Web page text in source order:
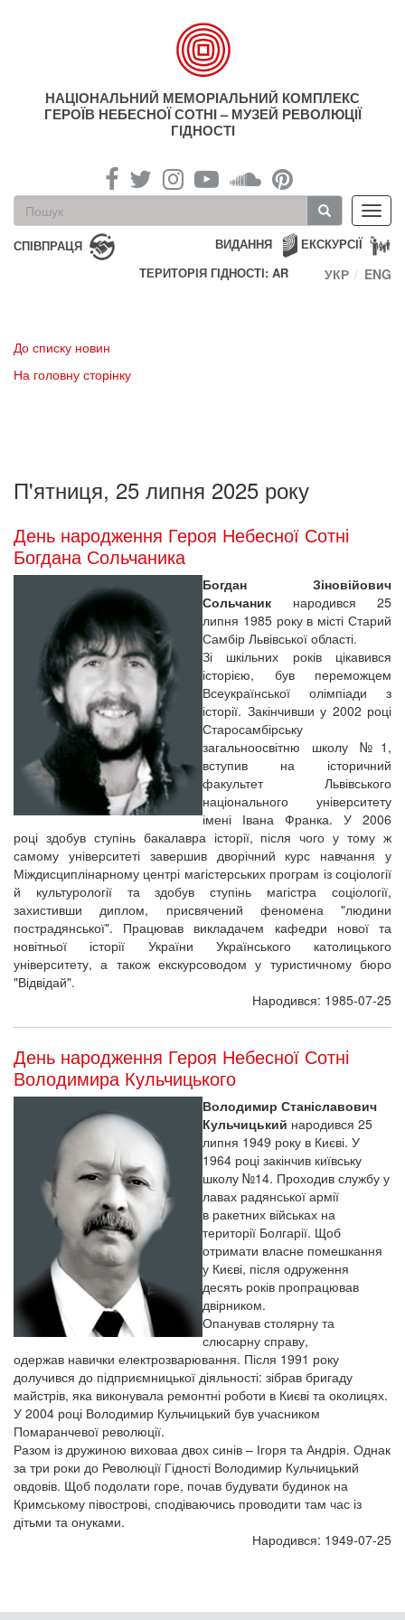
НАЦІОНАЛЬНИЙ МЕМОРІАЛЬНИЙ КОМПЛЕКС
ГЕРОЇВ НЕБЕСНОЇ СОТНІ – МУЗЕЙ РЕВОЛЮЦІЇ
ГІДНОСТІ
Пошукова
форма
Пошук
СПІВПРАЦЯ ЕКСКУРСІЇ
ВИДАННЯ
ТЕРИТОРІЯ ГІДНОСТІ: AR
УКР ENG
До списку новин
На головну сторінку
П'ятниця, 25 липня 2025 року
День народження Героя Небесної Сотні
Богдана Сольчаника
Богдан Зіновійович
Сольчаник народився 25
липня 1985 року в місті Старий
Самбір Львівської області.
Зі шкільних років цікавився
історією, був переможцем
Всеукраїнської олімпіади з
історії. Закінчивши у 2002 році
Старосамбірську
загальноосвітню школу №1,
вступив на історичний
факультет Львівського
національного університету
імені Івана Франка. У 2006
році здобув ступінь бакалавра історії, після чого у тому ж
самому університеті завершив дворічний курс навчання у
Міждисциплінарному центрі магістерських програм із соціології
й культурології та здобув ступінь магістра соціології,
захистивши диплом, присвячений феномена "людини
пострадянської". Працював викладачем кафедри нової та
новітньої історії України Українського католицького
університету, а також екскурсоводом у туристичному бюро
"Відвідай".
Народився: 1985-07-25
День народження Героя Небесної Сотні
Володимира Кульчицького
Володимир Станіславович
Кульчицький народився 25
липня 1949 року в Києві. У
1964 році закінчив київську
школу №14. Проходив службу у
лавах радянської армії
в ракетних військах на
території Болгарії. Щоб
отримати власне помешкання
у Києві, після одруження
десять років пропрацював
двірником.
Опанував столярну та
слюсарну справу,
одержав навички електрозварювання. Після 1991 року
долучився до підприємницької діяльності: зібрав бригаду
майстрів, яка виконувала ремонтні роботи в Києві та околицях.
У 2004 році Володимир Кульчицький був учасником
Помаранчевої революції.
Разом із дружиною виховаа двох синів – Ігоря та Андрія. Однак
за три роки до Революції Гідності Володимир Кульчицький
овдовів. Щоб подолати горе, почав будувати будинок на
Кримському півострові, сподіваючись проводити там час із
дітьми та онуками.
Народився: 1949-07-25